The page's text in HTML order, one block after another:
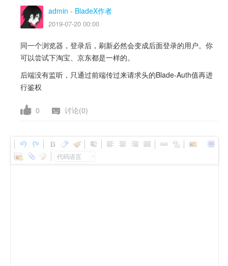
admin - BladeX作者
2019-07-20 00:00
同一个浏览器，登录后，刷新必然会变成后面登录的用户。你
可以尝试下淘宝、京东都是一样的。
后端没有监听，只通过前端传过来请求头的Blade-Auth值再进
行鉴权
0 讨论(0)
代码语言